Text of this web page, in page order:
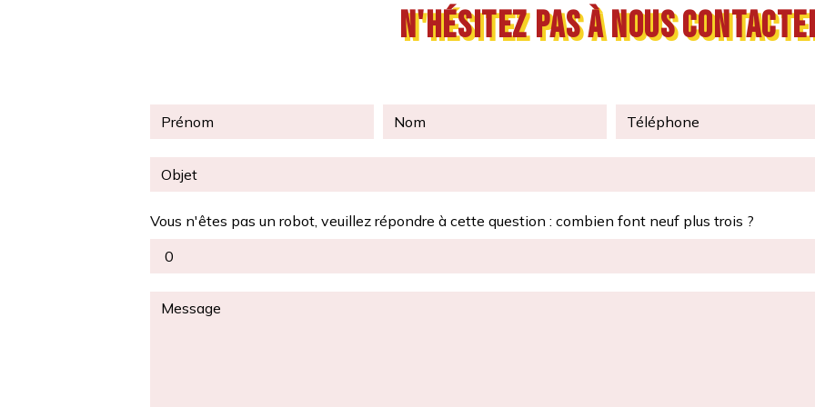
N'hésitez pas à nous
Vous n'êtes pas un robot, veuillez répondre à cette question : combien font neuf plus trois ?